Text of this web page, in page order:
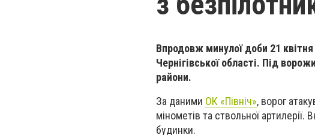
Впродовж минулої доби 21
Чернігівської області. Під
райони.
За даними ОК «Північ», ворог
мінометів та ствольної
будинки.